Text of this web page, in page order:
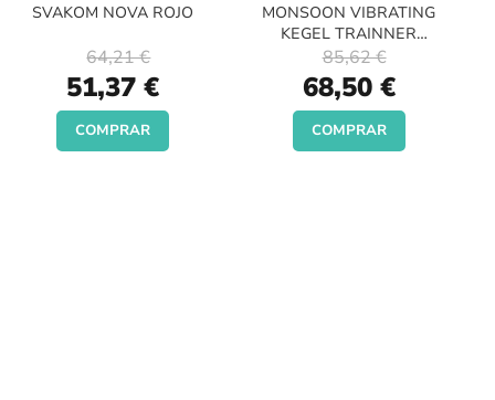
SVAKOM NOVA ROJO
Special
Price
51,37 €
64,21 €
COMPRAR
MONSOON VIBRATING
KEGEL TRAINNER
AZULES
Special
Price
68,50 €
85,62 €
COMPRAR